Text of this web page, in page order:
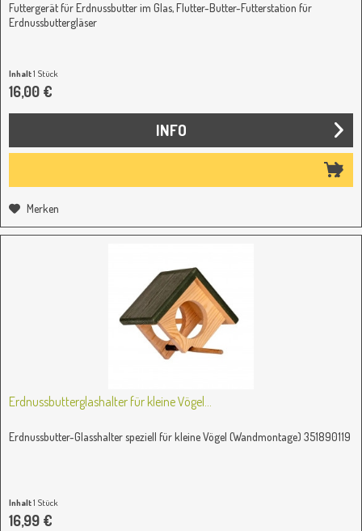
Futtergerät für Erdnussbutter im Glas, Flutter-Butter-Futterstation für
Erdnussbuttergläser
Inhalt1 Stück
16,00 €
INFO
Merken
Erdnussbutterglashalter für kleine Vögel...
Erdnussbutter-Glasshalter speziell für kleine Vögel (Wandmontage) 351890119
Inhalt1 Stück
16,99 €